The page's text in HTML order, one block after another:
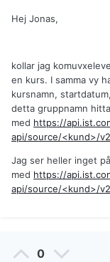
Hej Jonas,
kollar jag
en kurs. I samma vy
kursnamn,
detta gruppnamn
med https://
api/source/<kund>/
Jag ser heller inget
med https://
api/source/<kund>/
0